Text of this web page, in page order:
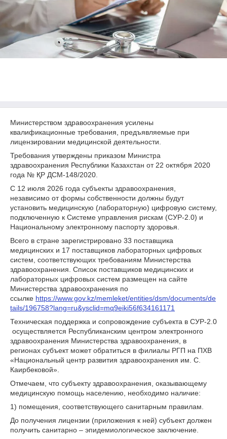
Министерством здравоохранения усилены
квалификационные требования, предъявляемые при
лицензировании медицинской деятельности.
Требования утверждены приказом Министра
здравоохранения Республики Казахстан от 22 октября 2020
года № ҚР ДСМ-148/2020.
С 12 июля 2026 года субъекты здравоохранения,
независимо от формы собственности должны будут
установить медицинскую (лабораторную) цифровую систему,
подключенную к Системе управления рискам (СУР-2.0) и
Национальному электронному паспорту здоровья.
Всего в стране зарегистрировано 33 поставщика
медицинских и 17 поставщиков лабораторных цифровых
систем, соответствующих требованиям Министерства
здравоохранения. Список поставщиков медицинских и
лабораторных цифровых систем размещен на сайте
Министерства здравоохранения по
ссылке https://www.gov.kz/memleket/entities/dsm/documents/de
tails/196758?lang=ru&ysclid=mq9eiki56f634161171
Техническая поддержка и сопровождение субъекта в СУР-2.0
осуществляется Республиканским центром электронного
здравоохранения Министерства здравоохранения, в
регионах субъект может обратиться в филиалы РГП на ПХВ
«Национальный центр развития здравоохранения им. С.
Каирбековой».
Отмечаем, что субъекту здравоохранения, оказывающему
медицинскую помощь населению, необходимо наличие:
1) помещения, соответствующего санитарным правилам.
До получения лицензии (приложения к ней) субъект должен
получить санитарно – эпидемиологическое заключение.